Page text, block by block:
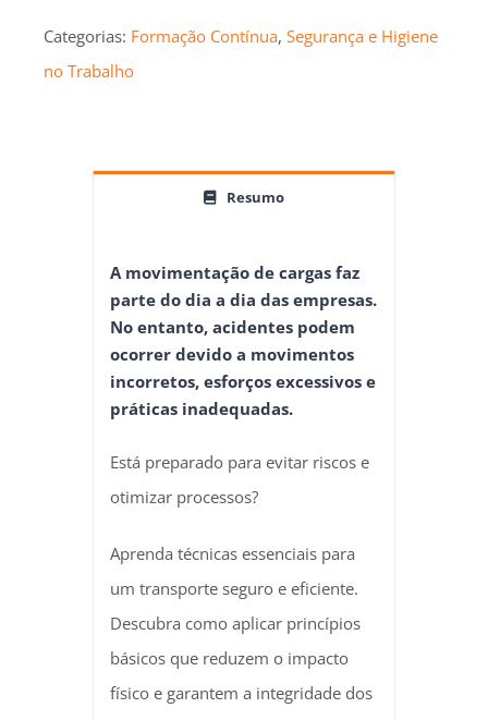
Categorias: Formação Contínua, Segurança e Higiene
no Trabalho
Resumo
A movimentação de cargas faz
parte do dia a dia das empresas.
No entanto, acidentes podem
ocorrer devido a movimentos
incorretos, esforços excessivos e
práticas inadequadas.
Está preparado para evitar riscos e
otimizar processos?
Aprenda técnicas essenciais para
um transporte seguro e eficiente.
Descubra como aplicar princípios
básicos que reduzem o impacto
físico e garantem a integridade dos